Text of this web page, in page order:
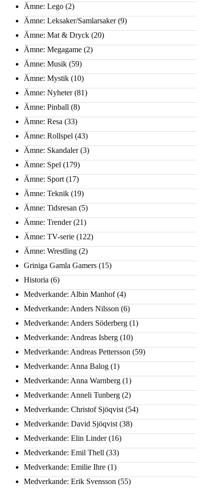
Ämne: Lego (2)
Ämne: Leksaker/Samlarsaker(9)
Ämne: Mat & Dryck (20)
Ämne: Megagame (2)
Ämne: Musik (59)
Ämne: Mystik (10)
Ämne: Nyheter(81)
Ämne: Pinball (8)
Ämne: Resa (33)
Ämne: Rollspel (43)
Ämne: Skandaler(3)
Ämne: Spel (179)
Ämne: Sport (17)
Ämne: Teknik (19)
Ämne: Tidsresan (5)
Ämne: Trender(21)
Ämne: TV-serie (122)
Ämne: Wrestling (2)
Griniga Gamla Gamers (15)
Historia (6)
Medverkande: Albin Manhof(4)
Medverkande: Anders Nilsson (6)
Medverkande: Anders Söderberg (1)
Medverkande: Andreas Isberg (10)
Medverkande: Andreas Pettersson (59)
Medverkande: Anna Balog (1)
Medverkande: Anna Warnberg (1)
Medverkande: Anneli Tunberg (2)
Medverkande: Christof Sjöqvist (54)
Medverkande: David Sjöqvist (38)
Medverkande: Elin Linder(16)
Medverkande: Emil Thell (33)
Medverkande: Emilie Ihre (1)
Medverkande: Erik Svensson (55)